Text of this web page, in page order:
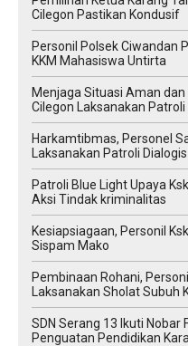
Cilegon Pastikan Kondusif
Personil Polsek Ciwandan
KKM Mahasiswa Untirta
Menjaga Situasi Aman
Cilegon Laksanakan Patroli
Harkamtibmas, Personel
Laksanakan Patroli Dialogis
Patroli Blue Light Upaya
Aksi Tindak kriminalitas
Kesiapsiagaan, Personil
Sispam Mako
Pembinaan Rohani,
Laksanakan Sholat Subuh
SDN Serang 13 Ikuti Nobar
Penguatan Pendidikan